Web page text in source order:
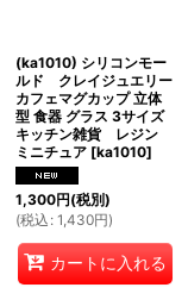
(ka1010) シリコンモー
ルド クレイジュエリー
カフェマグカップ 立体
型 食器 グラス 3サイズ
キッチン雑貨 レジン
ミニチュア [ka1010]
1,300円(税別)
(税込 : 1,430円)
カートに入れる